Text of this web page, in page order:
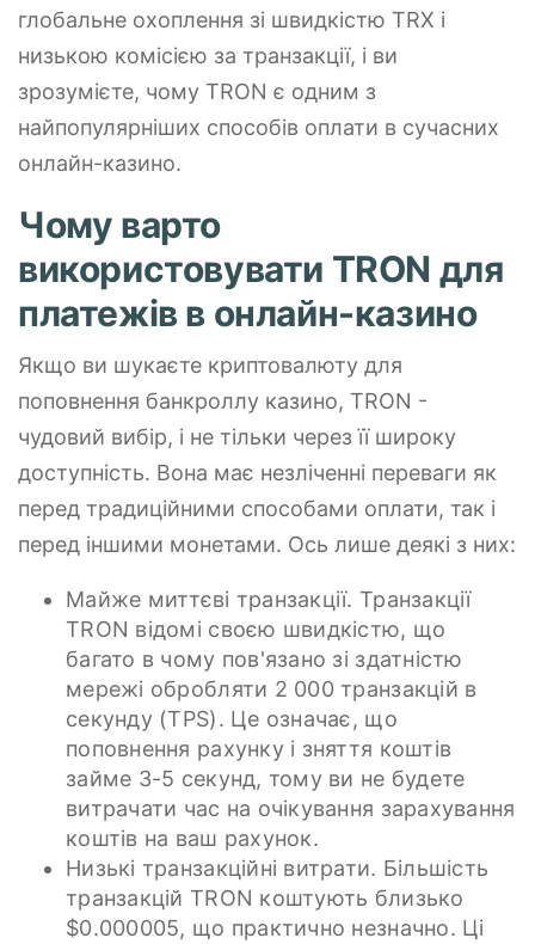
глобальне охоплення зі швидкістю TRX і
низькою комісією за транзакції, і ви
зрозумієте, чому TRON є одним з
найпопулярніших способів оплати в сучасних
онлайн-казино.
Чому варто
використовувати TRON для
платежів в онлайн-казино
Якщо ви шукаєте криптовалюту для
поповнення банкроллу казино, TRON -
чудовий вибір, і не тільки через її широку
доступність. Вона має незліченні переваги як
перед традиційними способами оплати, так і
перед іншими монетами. Ось лише деякі з них:
Майже миттєві транзакції. Транзакції
TRON відомі своєю швидкістю, що
багато в чому пов'язано зі здатністю
мережі обробляти 2 000 транзакцій в
секунду (TPS). Це означає, що
поповнення рахунку і зняття коштів
займе 3-5 секунд, тому ви не будете
витрачати час на очікування зарахування
коштів на ваш рахунок.
Низькі транзакційні витрати. Більшість
транзакцій TRON коштують близько
$0.000005, що практично незначно. Ці